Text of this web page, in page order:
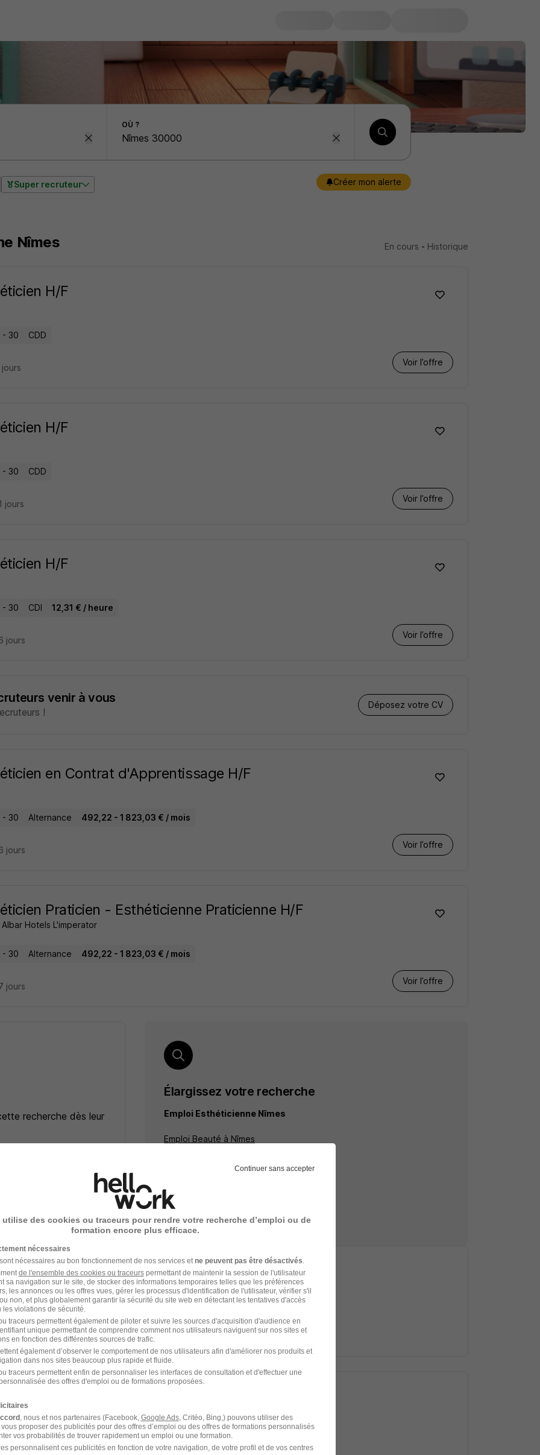
OÙ ?
Super recruteur Créer mon alerte
Nîmes En cours - Historique
H/F
- 30 CDD
Voir l’offre
H/F
- 30 CDD
Voir l’offre
jours
H/F
- 30 CDI 12,31 € / heure
Voir l’offre
jours
venir à vous
!
Déposez votre CV
en Contrat d'Apprentissage H/F
- 30 Alternance 492,22 - 1 823,03 € / mois
Voir l’offre
jours
Praticien - Esthéticienne Praticienne H/F
Albar Hotels L'imperator
- 30 Alternance 492,22 - 1 823,03 € / mois
Voir l’offre
jours
recherche dès leur
les
Élargissez votre recherche
Emploi Esthéticienne Nîmes
Emploi Beauté à Nîmes
- Esthéticienne H/F
Regard
- 30 Alternance Temps partiel
n’est plus disponible depuis le 31/05/26
- 30 Alternance Temps partiel
Continuer sans accepter
utilise des cookies ou traceurs pour rendre votre recherche d’emploi ou de
formation encore plus efficace.
nécessaires
nécessaires au bon fonctionnement de nos services et ne peuvent pas être désactivés
de l'ensemble des cookies ou traceurspermettant de maintenir la session de l'utilisateur
sa navigation sur le site, de stocker des informations temporaires telles que les préférences
les annonces ou les offres vues, gérer les processus d'identification de l'utilisateur, vérifier s'il
non, et plus globalement garantir la sécurité du site web en détectant les tentatives d'accès
violations de sécurité.
traceurs permettent également de piloter et suivre les sources d'acquisition d'audience en
unique permettant de comprendre comment nos utilisateurs naviguent sur nos sites et
en fonction des différentes sources de trafic.
également d’observer le comportement de nos utilisateurs afin d'améliorer nos produits et
dans nos sites beaucoup plus rapide et fluide.
traceurs permettent enfin de personnaliser les interfaces de consultation et d'effectuer une
des offres d'emploi ou de formations proposées.
, nous et nos partenaires (Facebook, Google Ads, Critéo, Bing,) pouvons utiliser des
proposer des publicités pour des offres d’emploi ou des offres de formations personnalisés
vos probabilités de trouver rapidement un emploi ou une formation.
personnalisent ces publicités en fonction de votre navigation, de votre profil et de vos centres